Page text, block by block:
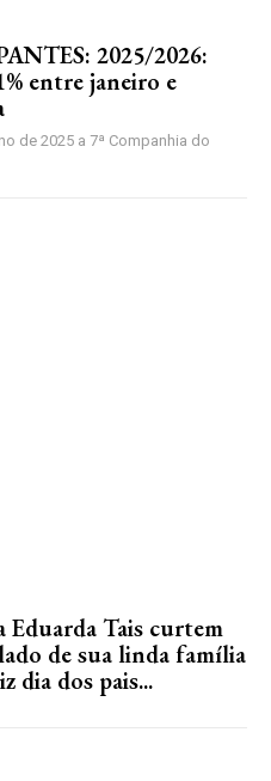
2025/2026:
entre janeiro e
de 2025 a 7ª Companhia do
Eduarda Tais curtem
de sua linda família
dia dos pais...